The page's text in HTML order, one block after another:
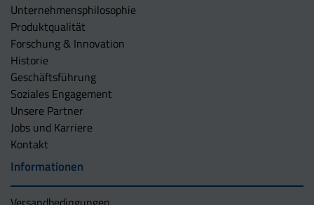
Unternehmens­philosophie
Produktqualität
Forschung & Innovation
Historie
Geschäftsführung
Soziales Engagement
Unsere Partner
Jobs und Karriere
Kontakt
Informationen